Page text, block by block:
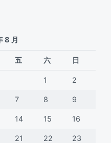
8 月
五 六 日
1 2
7 8 9
14 15 16
21 22 23